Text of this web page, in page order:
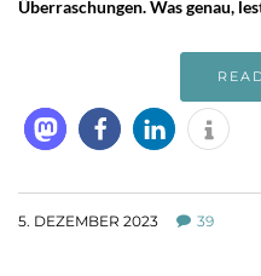
Überraschungen. Was genau,
5. DEZEMBER 2023 39